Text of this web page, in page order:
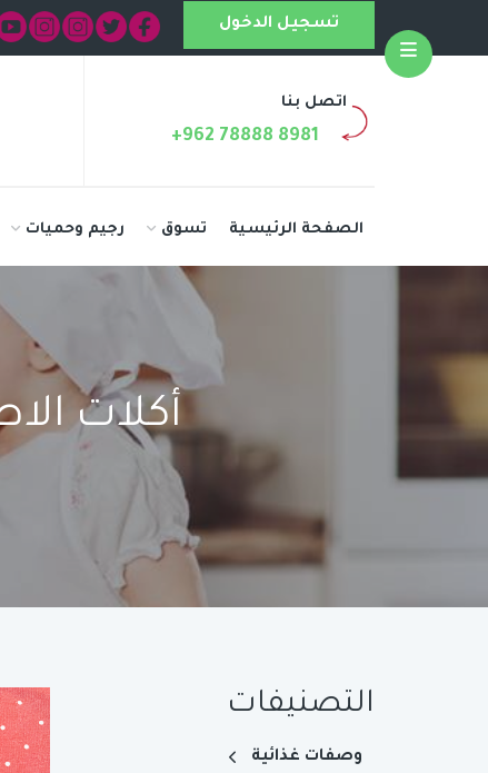
تسجيل الدخول
اتصل بنا
+962 78888 8981
الصفحة الرئيسية تسوق رجيم وحميات
أكلات
التصنيفات
وصفات غذائية